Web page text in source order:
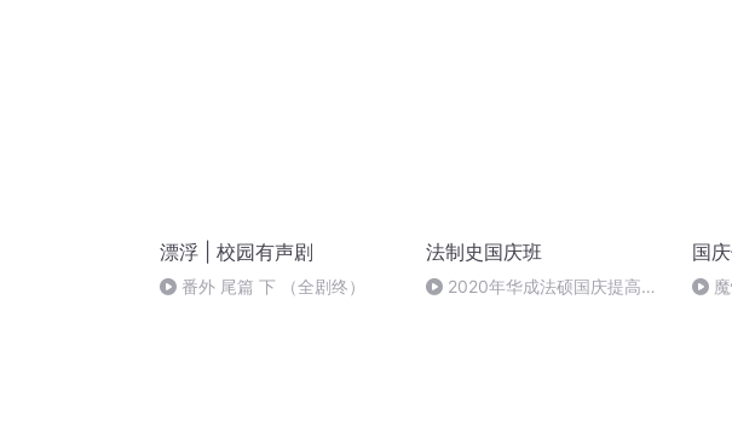
漂浮 | 校园有声剧
番外 尾篇 下 （全剧终）
法制史国庆班
2020年华成法硕国庆提高班
国